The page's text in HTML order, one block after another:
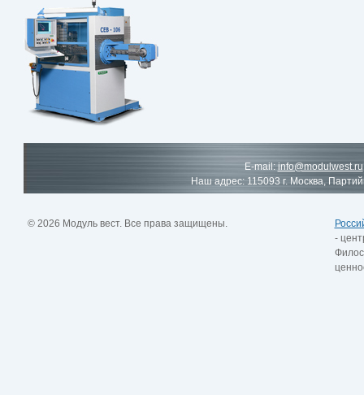
E-mail: info@modulwest.ru
Наш адрес: 115093 г. Москва,
© 2026 Модуль вест. Все права защищены.
-